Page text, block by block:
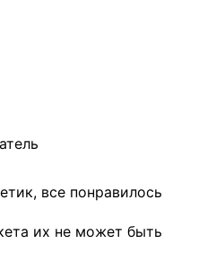
все понравилось
их не может быть